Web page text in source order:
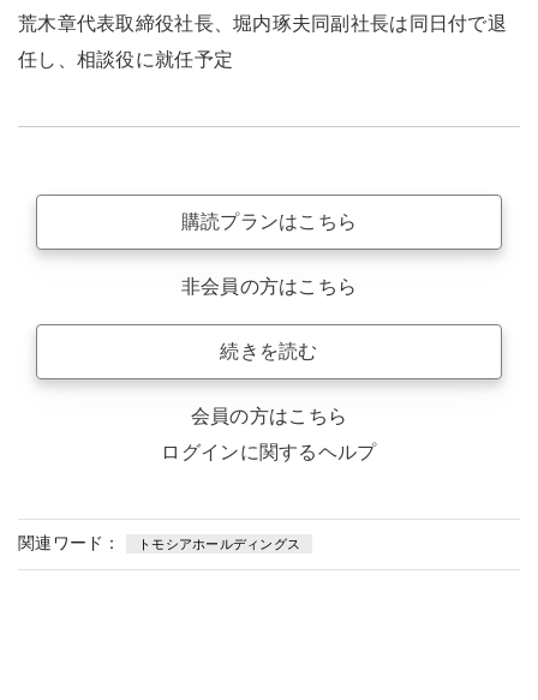
荒木章代表取締役社長、堀内琢夫同副社長は同日付で退
任し、相談役に就任予定
購読プランはこちら
非会員の方はこちら
続きを読む
会員の方はこちら
ログインに関するヘルプ
関連ワード： トモシアホールディングス